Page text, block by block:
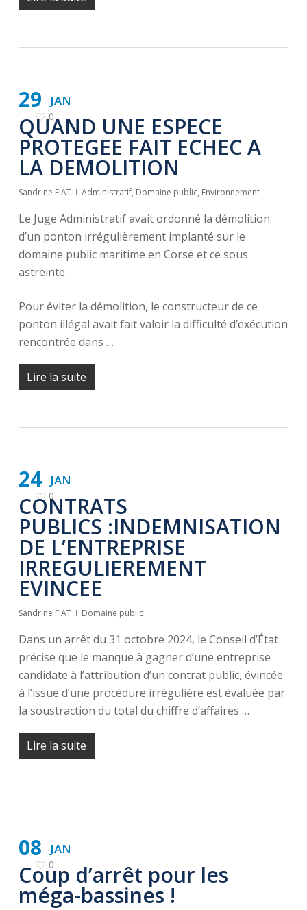
JAN
29
0
QUAND UNE ESPECE
PROTEGEE FAIT ECHEC A
LA DEMOLITION
Sandrine FIAT Administratif, Domaine public, Environnement
Le Juge Administratif avait ordonné la démolition
d’un ponton irrégulièrement implanté sur le
domaine public maritime en Corse et ce sous
astreinte.
Pour éviter la démolition, le constructeur de ce
ponton illégal avait fait valoir la difficulté d’exécution
rencontrée dans …
Lire la suite
JAN
24
0
CONTRATS
PUBLICS :INDEMNISATION
DE L’ENTREPRISE
IRREGULIEREMENT
EVINCEE
Sandrine FIAT Domaine public
Dans un arrêt du 31 octobre 2024, le Conseil d’État
précise que le manque à gagner d’une entreprise
candidate à l’attribution d’un contrat public, évincée
à l’issue d’une procédure irrégulière est évaluée par
la soustraction du total du chiffre d’affaires …
Lire la suite
JAN
08
0
Coup d’arrêt pour les
méga-bassines !